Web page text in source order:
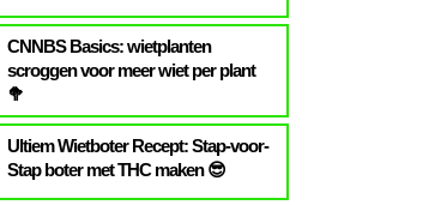
CNNBS Basics: wietplanten
scroggen voor meer wiet per plant
🥦
Ultiem Wietboter Recept: Stap-voor-
Stap boter met THC maken 😎